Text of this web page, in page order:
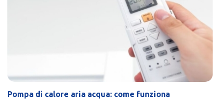
Pompa di calore aria acqua: come funziona